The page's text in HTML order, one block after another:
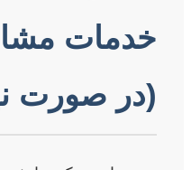
خدمات
(در صورت